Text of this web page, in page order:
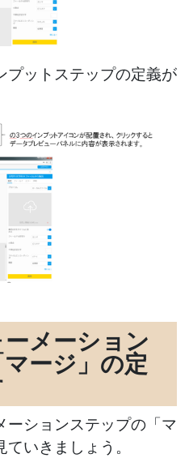
プットステップの定義が
メーション
ージ」の定
ーションステップの「マ
いきましょう。